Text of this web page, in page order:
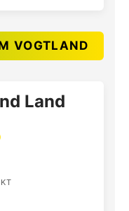
VOGTLAND
Land